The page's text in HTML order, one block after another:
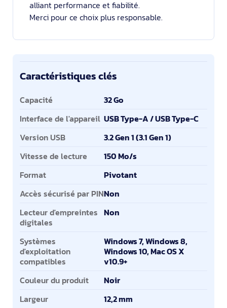
alliant performance et fiabilité.
Merci pour ce choix plus responsable.
Caractéristiques clés
Caractéristiques clés
Capacité
32 Go
Interface de l'appareil USB Type-A / USB Type-C
Version USB
3.2 Gen 1 (3.1 Gen 1)
Vitesse de lecture
150 Mo/s
Format
Pivotant
Accès sécurisé par PINNon
Lecteur d'empreintes
digitales
Non
Systèmes
d'exploitation
compatibles
Windows 7, Windows 8,
Windows 10, Mac OS X
v10.9+
Couleur du produit
Noir
Largeur
12,2 mm